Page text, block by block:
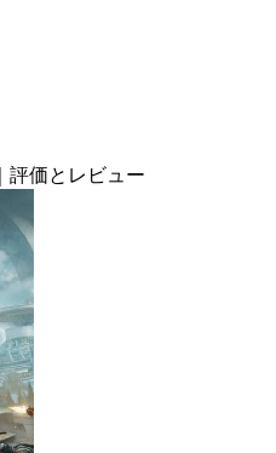
評価とレビュー